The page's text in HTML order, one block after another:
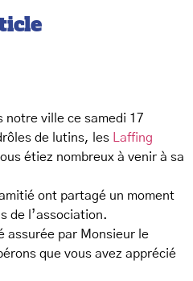
notre ville ce samedi 17
de lutins, les Laffing
étiez nombreux à venir à sa
ont partagé un moment
de l’association.
assurée par Monsieur le
que vous avez apprécié